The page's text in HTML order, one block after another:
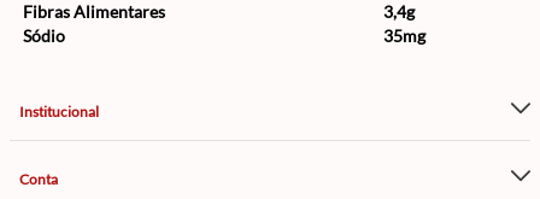
Fibras Alimentares
3,4g
Sódio
35mg
Institucional
Conta